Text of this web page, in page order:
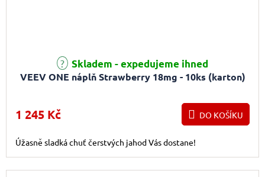
VEEV ONE náplň Strawberry 18mg - 10ks (karton)
Skladem - expedujeme ihned
1 245 Kč DO KOŠÍKU
Úžasně sladká chuť čerstvých jahod Vás dostane!